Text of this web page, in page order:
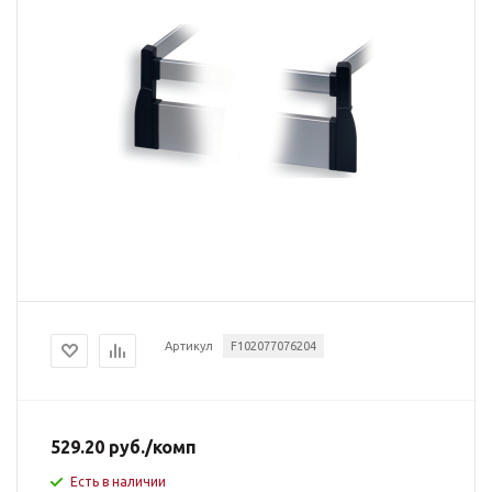
Артикул F102077076204
529.20 руб./комп
Есть в наличии